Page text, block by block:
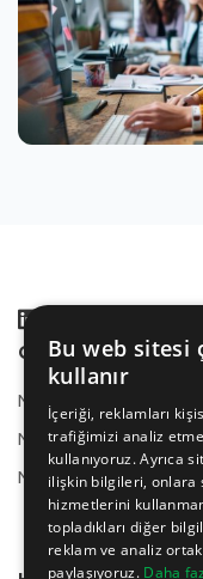
Çözümler
NeotrionB2B
NeotrionB2C
NeotrionWMS
Bu web sitesi
kullanır
İçeriği, reklamları
trafiğimizi analiz
kullanıyoruz. Ayrıca
ilişkin bilgileri, onlara
hizmetlerini
topladıkları diğer
reklam ve analiz
paylaşıyoruz. Daha